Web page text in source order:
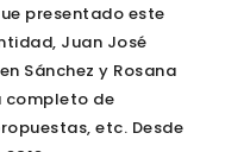
presentado este
Juan José
Sánchez y Rosana
completo de
etc. Desde